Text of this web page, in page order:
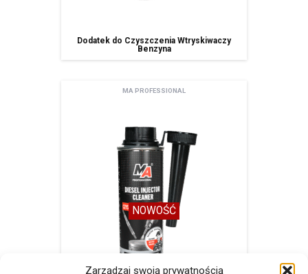
Zarządzaj swoją prywatnością
Dodatek do Czyszczenia Wtryskiwaczy
Benzyna
NOWOŚĆ
MA PROFESSIONAL